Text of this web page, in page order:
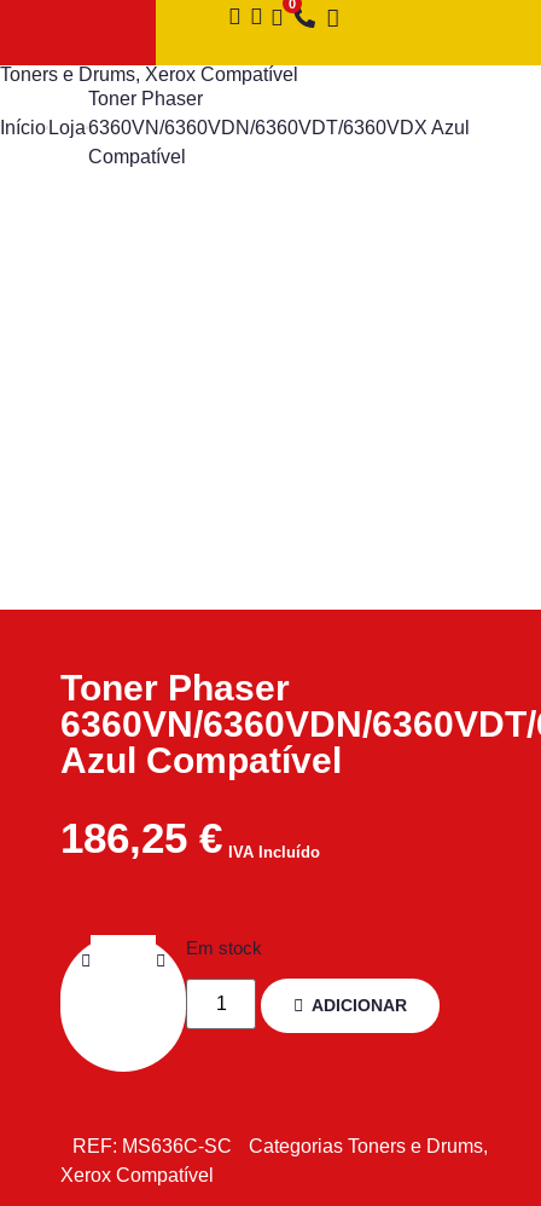
Toners e Drums, Xerox Compatível
Início Loja
Toner Phaser
6360VN/6360VDN/6360VDT/6360VDX Azul
Compatível
Toner Phaser
6360VN/6360VDN/
Azul Compatível
186,25 € IVA Incluído
Em stock
ADICIONAR
REF: MS636C-SC Categorias Toners e Drums,
Xerox Compatível